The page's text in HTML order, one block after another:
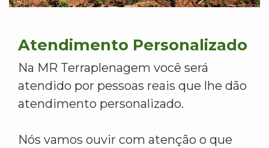
Atendimento Personalizado
Na MR Terraplenagem você será
atendido por pessoas reais que lhe dão
atendimento personalizado.
Nós vamos ouvir com atenção o que